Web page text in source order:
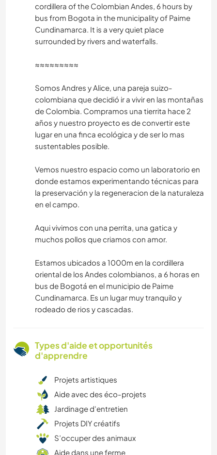
cordillera of the Colombian Andes, 6 hours by
bus from Bogota in the municipality of Paime
Cundinamarca. It is a very quiet place
surrounded by rivers and waterfalls.
≈≈≈≈≈≈≈≈≈
Somos Andres y Alice, una pareja suizo-
colombiana que decidió ir a vivir en las montañas
de Colombia. Compramos una tierrita hace 2
años y nuestro proyecto es de convertir este
lugar en una finca ecológica y de ser lo mas
sustentables posible.
Vemos nuestro espacio como un laboratorio en
donde estamos experimentando técnicas para
la preservación y la regeneracion de la naturaleza
en el campo.
Aqui vivimos con una perrita, una gatica y
muchos pollos que criamos con amor.
Estamos ubicados a 1000m en la cordillera
oriental de los Andes colombianos, a 6 horas en
bus de Bogotá en el municipio de Paime
Cundinamarca. Es un lugar muy tranquilo y
rodeado de rios y cascadas.
Types d'aide et opportunités
d'apprendre
Projets artistiques
Aide avec des éco-projets
Jardinage d'entretien
Projets DIY créatifs
S’occuper des animaux
Aide dans une ferme